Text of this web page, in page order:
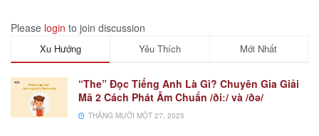
Please login to join discussion
Xu Hướng Yêu Thích Mới Nhất
“The” Đọc Tiếng Anh Là Gì? Chuyên Gia Giải
Mã 2 Cách Phát Âm Chuẩn /ðiː/ và /ðə/
THÁNG MƯỜI MỘT 27, 2025